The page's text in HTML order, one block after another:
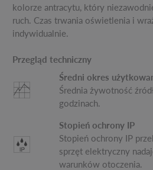
kolorze antracytu, który
ruch. Czas trwania oświetlenia i
indywidualnie.
Przegląd techniczny
Średni okres
Średnia żywotność
godzinach.
Stopień ochrony IP
Stopień ochrony IP
sprzęt elektryczny
warunków otoczenia.